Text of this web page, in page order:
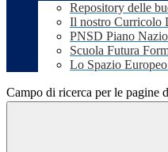
Repository delle
Il nostro Curricolo
PNSD Piano
Scuola Futura
Lo Spazio
Campo di ricerca per le pagine